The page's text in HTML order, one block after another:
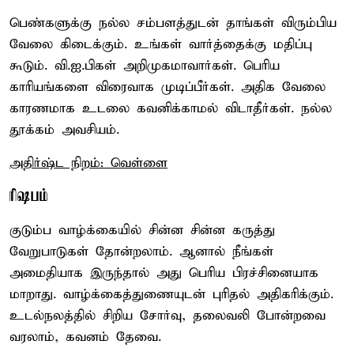
பெண்களுக்கு நல்ல சம்பளத்துடன் தாங்கள் விரும்பிய
வேலை கிடைக்கும். உங்கள் வார்த்தைக்கு மதிப்பு
கூடும். வி.ஐ.பிகள் அறிமுகமாவார்கள். பெரிய
காரியங்களை விரைவாக முடிப்பீர்கள். அதிக வேலை
காரணமாக உடலை கவனிக்காமல் விடாதீர்கள். நல்ல
தூக்கம் அவசியம்.
அதிர்ஷ்ட நிறம்: வெள்ளை
ரிஷபம்
குடும்ப வாழ்க்கையில் சின்ன சின்ன கருத்து
வேறுபாடுகள் தோன்றலாம். ஆனால் நீங்கள்
அமைதியாக இருந்தால் அது பெரிய பிரச்சினையாக
மாறாது. வாழ்க்கைத்துணையுடன் புரிதல் அதிகரிக்கும்.
உடல்நலத்தில் சிறிய சோர்வு, தலைவலி போன்றவை
வரலாம், கவனம் தேவை.